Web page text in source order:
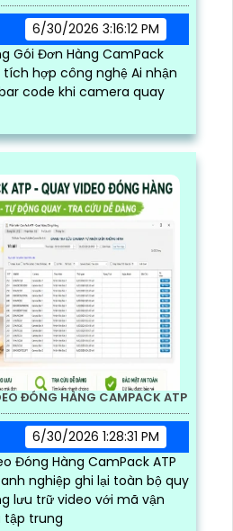
6/30/2026 3:16:12 PM
Gói Đơn Hàng CamPack
hợp công nghệ Ai nhận
code khi camera quay
ĐÓNG HÀNG CAMPACK ATP
6/30/2026 1:28:31 PM
Đóng Hàng CamPack ATP
nghiệp ghi lại toàn bộ quy
lưu trữ video với mã vận
tập trung